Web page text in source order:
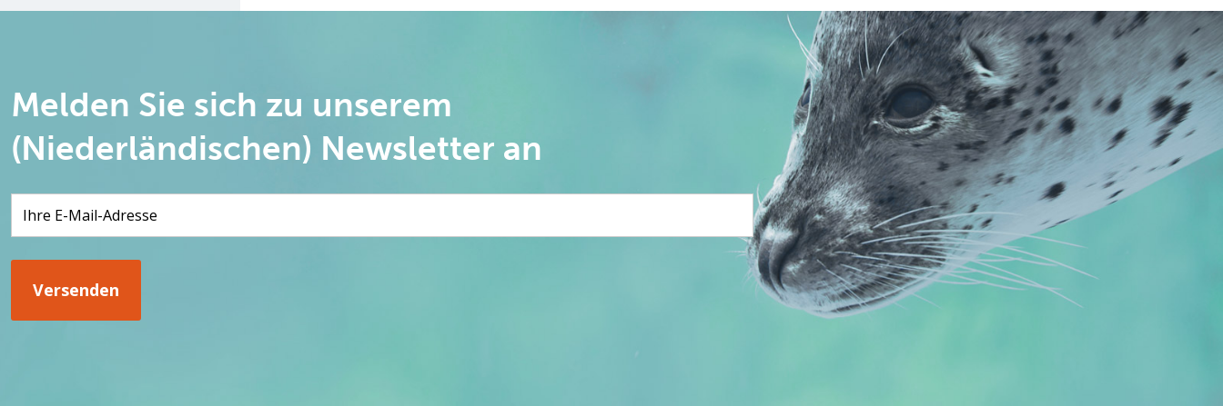
Melden Sie sich zu unserem
(Niederländischen) Newsletter an